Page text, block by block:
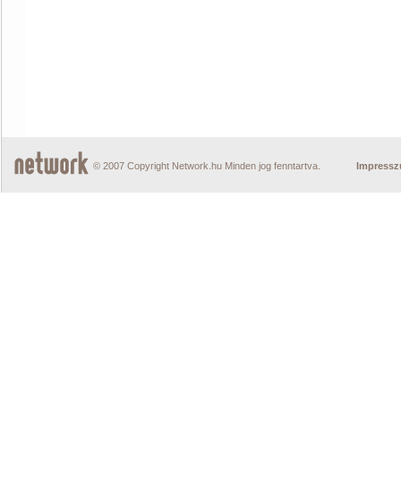
© 2007 Copyright Network.hu Minden jog fenntartva.